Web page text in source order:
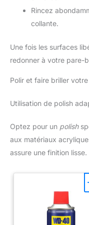
Rincez
collante.
Une fois les surfaces
redonner à votre pare-
Polir et faire briller
Utilisation de polish
Optez pour un polish
aux matériaux
assure une finition lisse.